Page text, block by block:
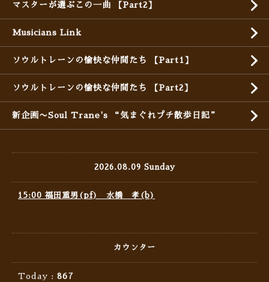
マスターが選ぶこの一曲 【Part2】
Musicians Link
ソウルトレーンの愉快な仲間たち 【Part1】
ソウルトレーンの愉快な仲間たち 【Part2】
新企画〜Soul Trane's “気まぐれプチ散歩日記”
2026.08.09 Sunday
15:00 福田重男(pf) 水橋 孝(b)
カウンター
Today : 867